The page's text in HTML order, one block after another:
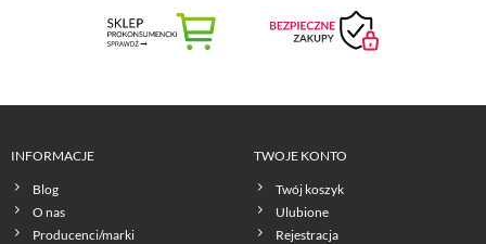
INFORMACJE
Blog
O nas
Producenci/marki
TWOJE KONTO
Twój koszyk
Ulubione
Rejestracja